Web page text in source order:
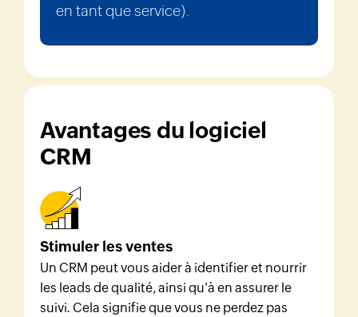
en tant que service).
Avantages du logiciel
CRM
Stimuler les ventes
Un CRM peut vous aider à identifier et nourrir
les leads de qualité, ainsi qu'à en assurer le
suivi. Cela signifie que vous ne perdez pas